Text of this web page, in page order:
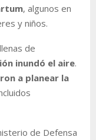
, algunos en
y niños.
de
inundó el aire.
a planear la
de Defensa